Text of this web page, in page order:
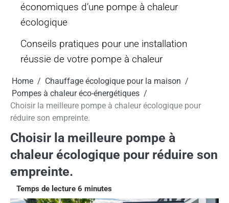
Home
Chauffage écologique pour la maison
Pompes à chaleur éco-énergétiques
Choisir la meilleure pompe à chaleur écologique pour
réduire son empreinte.
Choisir la meilleure pompe à
chaleur écologique pour réduire son
empreinte.
économiques d’une pompe à chaleur
écologique
Conseils pratiques pour une installation
réussie de votre pompe à chaleur